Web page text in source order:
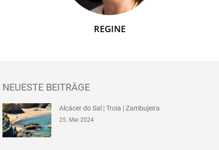
REGINE
NEUESTE BEITRÄGE
Alcácer do Sal | Troia | Zambujeira
25. Mai 2024